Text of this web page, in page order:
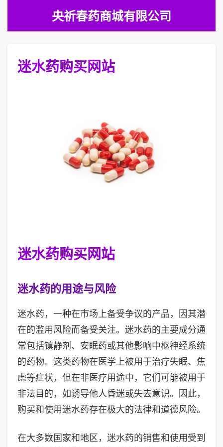
央祈春药商城有限公司
迷水药购买网站
迷水药购买网站
迷水药的用途与风险
迷水药，一种在市场上备受争议的产品，因其潜
在的滥用风险而备受关注。迷水药的主要成分通
常包括镇静剂、安眠药或其他影响中枢神经系统
的药物。这类药物在医学上被用于治疗失眠、焦
虑等症状，但在非医疗用途中，它们可能被用于
非法目的，如诱导他人昏迷或失去意识。因此，
购买和使用迷水药存在极大的法律和道德风险。
在大多数国家和地区，迷水药的销售和使用受到